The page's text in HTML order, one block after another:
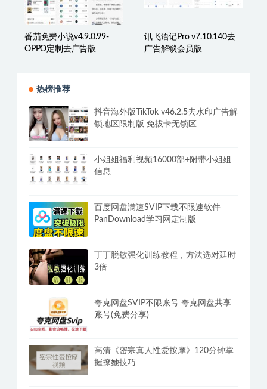
番茄免费小说v4.9.0.99-
OPPO定制去广告版
讯飞语记Pro v7.10.140去
广告解锁会员版
热榜推荐
抖音海外版TikTok v46.2.5去水印广告解
锁地区限制版 免拔卡无锁区
小姐姐福利视频16000部+附带小姐姐
信息
百度网盘满速SVIP下载不限速软件
PanDownload学习网定制版
丁丁脱敏强化训练教程，方法选对延时
3倍
夸克网盘SVIP不限账号 夸克网盘共享
账号(免费分享)
高清《密宗真人性爱按摩》120分钟掌
握撩她技巧